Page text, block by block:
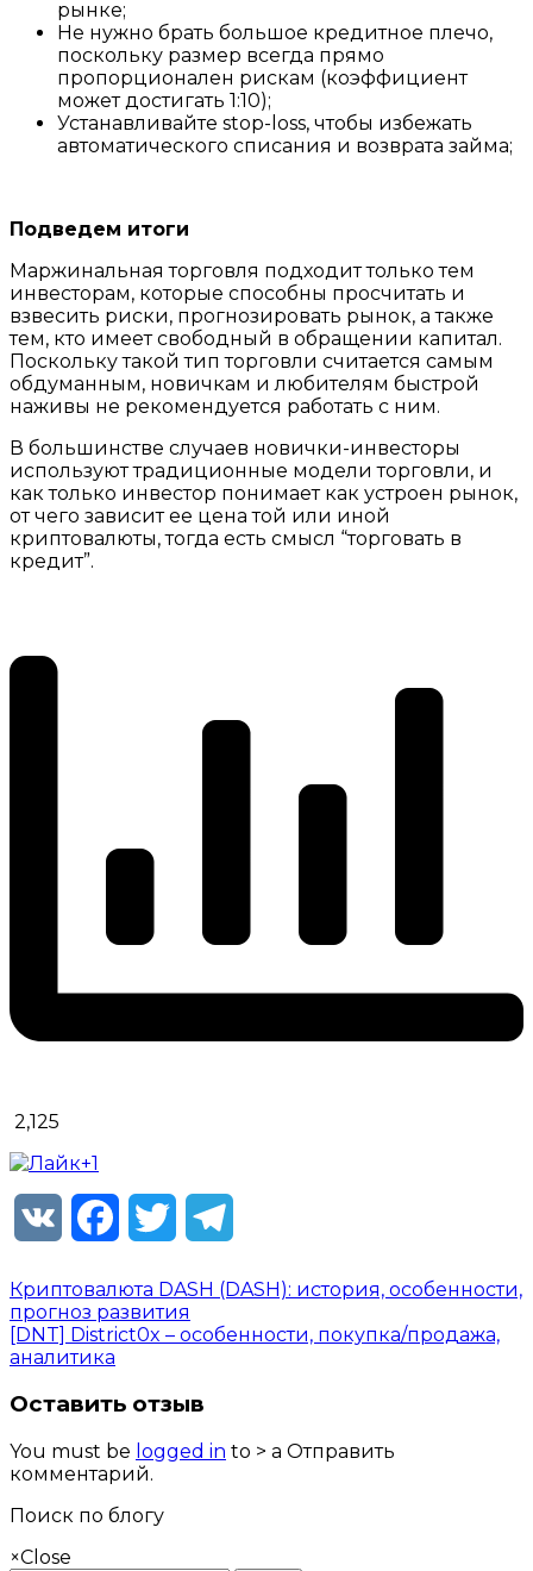
рынке;
Не нужно брать большое кредитное плечо,
поскольку размер всегда прямо
пропорционален рискам (коэффициент
может достигать 1:10);
Устанавливайте stop-loss, чтобы избежать
автоматического списания и возврата займа;
Подведем итоги
Маржинальная торговля подходит только тем
инвесторам, которые способны просчитать и
взвесить риски, прогнозировать рынок, а также
тем, кто имеет свободный в обращении капитал.
Поскольку такой тип торговли считается самым
обдуманным, новичкам и любителям быстрой
наживы не рекомендуется работать с ним.
В большинстве случаев новички-инвесторы
используют традиционные модели торговли, и
как только инвестор понимает как устроен рынок,
от чего зависит ее цена той или иной
криптовалюты, тогда есть смысл “торговать в
кредит”.
2,125
+1
VK FacebookTwitter
Криптовалюта DASH (DASH): история, особенности,
прогноз развития
[DNT] District0x – особенности, покупка/продажа,
аналитика
Оставить отзыв
You must be logged in to > a Отправить
комментарий.
Поиск по блогу
×Close